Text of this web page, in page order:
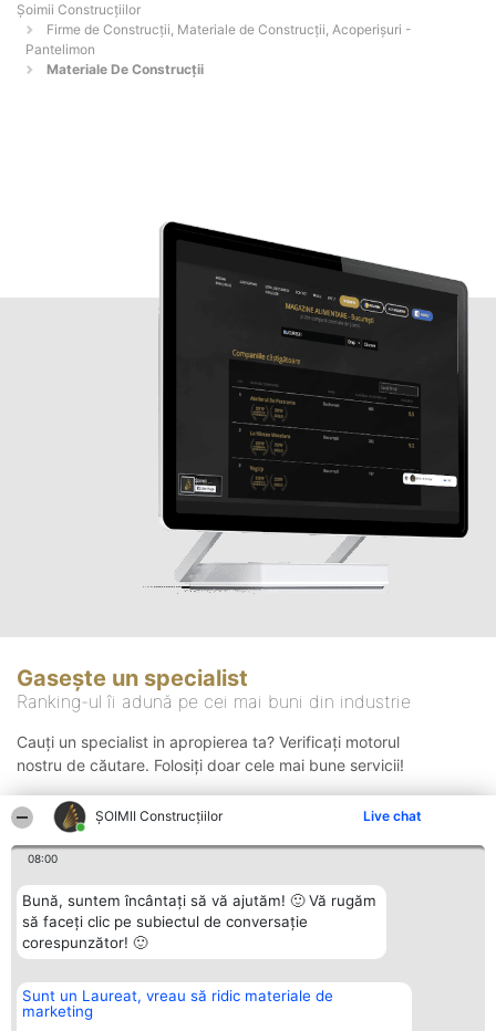
ȘOIMII Construcțiilor Live chat
08:00
Bună, suntem încântați să vă ajutăm! 🙂 Vă rugăm
să faceți clic pe subiectul de conversație
corespunzător! 🙂
Sunt un Laureat, vreau să ridic materiale de
marketing
Șoimii Construcțiilor
Firme de Construcții, Materiale de Construcții, Acoperișuri -
Pantelimon
Materiale De Construcţii
Gasește un specialist
Ranking-ul îi adună pe cei mai buni din industrie
Cauți un specialist in apropierea ta? Verificați motorul
nostru de căutare. Folosiți doar cele mai bune servicii!
Organizator Ranking
BRIGHT SOLUTIONS BR SRL
Plebiscyt Contact